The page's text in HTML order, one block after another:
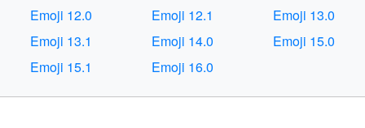
Emoji 12.0
Emoji 12.1
Emoji 13.0
Emoji 13.1
Emoji 14.0
Emoji 15.0
Emoji 15.1
Emoji 16.0